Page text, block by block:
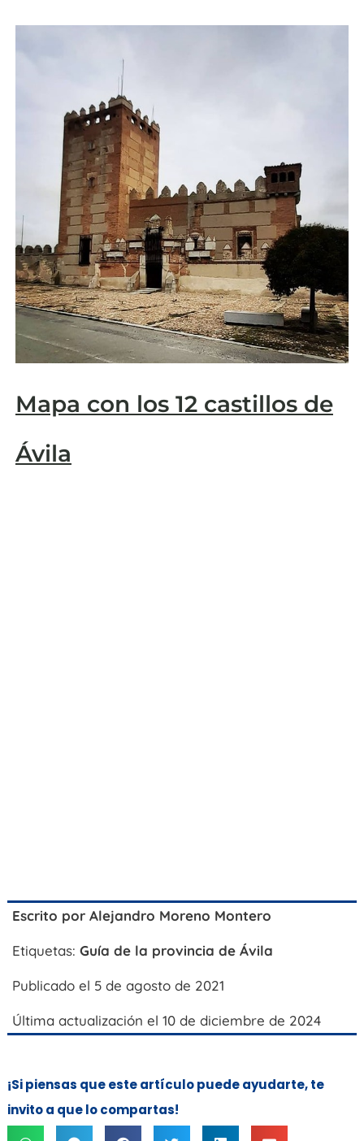
Mapa con los 12 castillos de
Ávila
Escrito por Alejandro Moreno Montero
Etiquetas: Guía de la provincia de Ávila
Publicado el 5 de agosto de 2021
Última actualización el 10 de diciembre de 2024
¡Si piensas que este artículo puede ayudarte, te
invito a que lo compartas!